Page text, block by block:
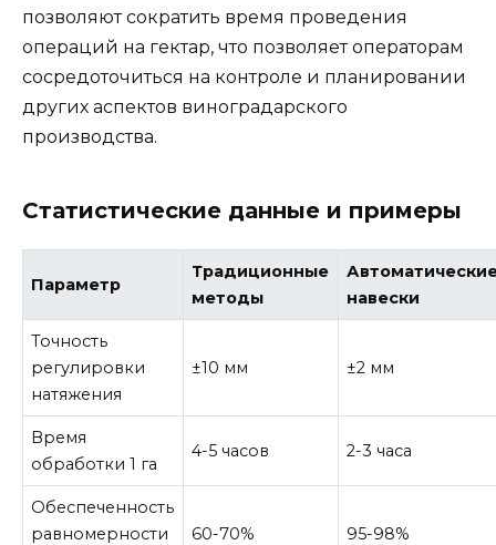
позволяют сократить время проведения
операций на гектар, что позволяет операторам
сосредоточиться на контроле и планировании
других аспектов виноградарского
производства.
Статистические данные и примеры
Параметр
Традиционные
методы
навески
Точность
регулировки
натяжения
±10 мм ±2 мм
Время
обработки 1 га
4-5 часов 2-3 часа
Обеспеченность
равномерности
60-70% 95-98%